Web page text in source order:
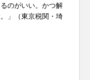
のがいい。かつ解
」（東京税関・埼